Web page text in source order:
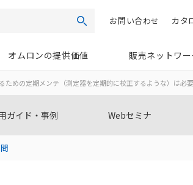
検索 カタ
お問い合わせ
オムロンの提供価値 販売ネットワー
ための定期メンテ（測定器を定期的に校正するような）は必
ガイド・事例 Webセミナ